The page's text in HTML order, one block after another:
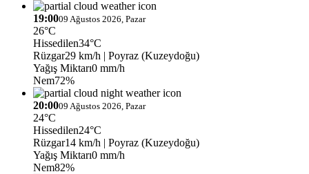
19:0009 Ağustos 2026, Pazar
26°C
Hissedilen34°C
Rüzgar29 km/h | Poyraz (Kuzeydoğu)
Yağış Miktarı0 mm/h
Nem72%
20:0009 Ağustos 2026, Pazar
24°C
Hissedilen24°C
Rüzgar14 km/h | Poyraz (Kuzeydoğu)
Yağış Miktarı0 mm/h
Nem82%